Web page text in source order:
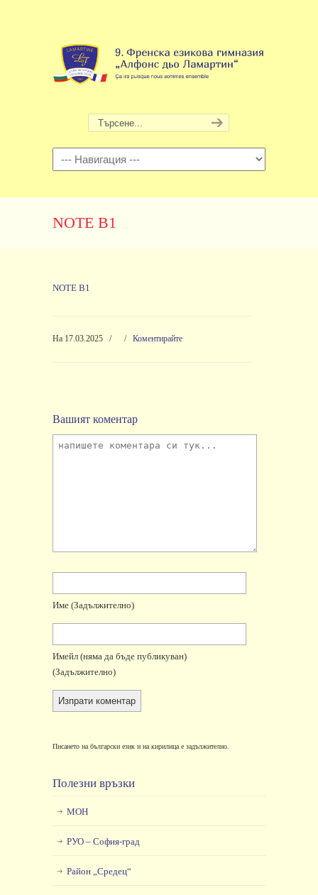
Навигация
NOTE B1
NOTE B1
На 17.03.2025 / / Коментирайте
Вашият коментар
Име (задължително)
Имейл (няма да бъде публикуван)
(задължително)
Писането на български език и на кирилица е задължително.
Полезни връзки
МОН
РУО – София-град
Район „Средец“